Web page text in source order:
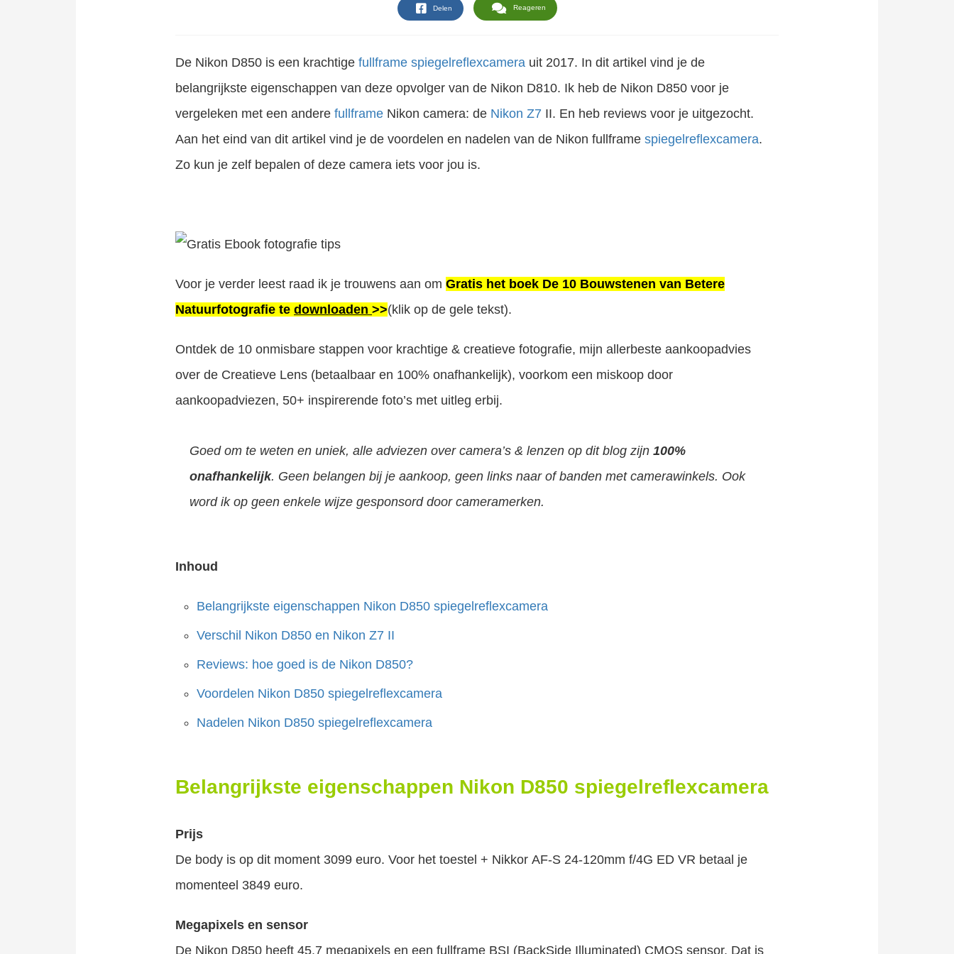
Delen Reageren
De Nikon D850 is een krachtige fullframe spiegelreflexcamera uit 2017. In dit artikel vind je de
belangrijkste eigenschappen van deze opvolger van de Nikon D810. Ik heb de Nikon D850 voor je
vergeleken met een andere fullframe Nikon camera: de Nikon Z7 II. En heb reviews voor je uitgezocht.
Aan het eind van dit artikel vind je de voordelen en nadelen van de Nikon fullframe spiegelreflexcamera.
Zo kun je zelf bepalen of deze camera iets voor jou is.
Voor je verder leest raad ik je trouwens aan om Gratis het boek De 10 Bouwstenen van Betere
Natuurfotografie te downloaden >>(klik op de gele tekst).
Ontdek de 10 onmisbare stappen voor krachtige & creatieve fotografie, mijn allerbeste aankoopadvies
over de Creatieve Lens (betaalbaar en 100% onafhankelijk), voorkom een miskoop door
aankoopadviezen, 50+ inspirerende foto’s met uitleg erbij.
Goed om te weten en uniek, alle adviezen over camera’s & lenzen op dit blog zijn 100%
onafhankelijk. Geen belangen bij je aankoop, geen links naar of banden met camerawinkels. Ook
word ik op geen enkele wijze gesponsord door cameramerken.
Inhoud
Belangrijkste eigenschappen Nikon D850 spiegelreflexcamera
Verschil Nikon D850 en Nikon Z7 II
Reviews: hoe goed is de Nikon D850?
Voordelen Nikon D850 spiegelreflexcamera
Nadelen Nikon D850 spiegelreflexcamera
Belangrijkste eigenschappen Nikon D850 spiegelreflexcamera
Prijs
De body is op dit moment 3099 euro. Voor het toestel + Nikkor AF-S 24-120mm f/4G ED VR betaal je
momenteel 3849 euro.
Megapixels en sensor
De Nikon D850 heeft 45.7 megapixels en een fullframe BSI (BackSide Illuminated) CMOS sensor. Dat is